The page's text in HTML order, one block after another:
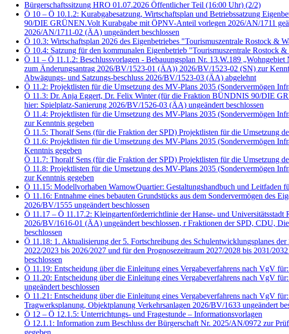
Bürgerschaftssitzung HRO 01.07.2026 Öffentlicher Teil (16:00 Uhr) (2/2)
Ö 10 – Ö 10.1.2: Kurabgabesatzung, Wirtschaftsplan und Betriebssatzung
90/DIE GRÜNEN.Volt Kurabgabe mit ÖPNV-Anteil vorlegen 2026/AN/1711
2026/AN/1711-02 (ÄA) ungeändert beschlossen
Ö 10.3: Wirtschaftsplan 2026 des Eigenbetriebes "Tourismuszentrale Rostock &
Ö 10.4: Satzung für den kommunalen Eigenbetrieb "Tourismuszentrale Rostock
Ö 11 – Ö 11.1.2: Beschlussvorlagen - Bebauungsplan Nr. 13.W.189
zum Änderungsantrag 2026/BV/1523-01 (ÄA)) 2026/BV/1523-02 (SN) zur
Abwägungs- und Satzungs-beschluss 2026/BV/1523-03 (ÄA) abgelehnt
Ö 11.2: Projektlisten für die Umsetzung des MV-Plans 2035 (Sondervermögen
Ö 11.3: Dr. Anja Eggert, Dr. Felix Winter (für die Fraktion BÜNDNIS 90/DIE
hier: Spielplatz-Sanierung 2026/BV/1526-03 (ÄA) ungeändert beschlossen
Ö 11.4: Projektlisten für die Umsetzung des MV-Plans 2035 (Sondervermögen
zur Kenntnis gegeben
Ö 11.5: Thoralf Sens (für die Fraktion der SPD) Projektlisten für die Umsetzung
Ö 11.6: Projektlisten für die Umsetzung des MV-Plans 2035 (Sondervermögen
Kenntnis gegeben
Ö 11.7: Thoralf Sens (für die Fraktion der SPD) Projektlisten für die Umsetzung
Ö 11.8: Projektlisten für die Umsetzung des MV-Plans 2035 (Sondervermögen
zur Kenntnis gegeben
Ö 11.15: Modellvorhaben WarnowQuartier: Gestaltungshandbuch und Leitfaden
Ö 11.16: Entnahme eines bebauten Grundstücks aus dem Sondervermögen des
2026/BV/1555 ungeändert beschlossen
Ö 11.17 – Ö 11.17.2: Kleingartenförderrichtlinie der Hanse- und
2026/BV/1616-01 (ÄA) ungeändert beschlossen, r Fraktionen der SPD,
beschlossen
Ö 11.18: 1. Aktualisierung der 5. Fortschreibung des Schulentwicklungsplanes
2022/2023 bis 2026/2027 und für den Prognosezeitraum 2027/2028 bis 2031/
beschlossen
Ö 11.19: Entscheidung über die Einleitung eines Vergabeverfahrens nach VgV
Ö 11.20: Entscheidung über die Einleitung eines Vergabeverfahrens nach VgV
ungeändert beschlossen
Ö 11.21: Entscheidung über die Einleitung eines Vergabeverfahrens nach VgV
Tragwerksplanung, Objektplanung Verkehrsanlagen 2026/BV/1633 ungeändert
Ö 12 – Ö 12.1.5: Unterrichtungs- und Fragestunde – Informationsvorlagen
Ö 12.1.1: Information zum Beschluss der Bürgerschaft Nr. 2025/AN/0972 zur
gegeben